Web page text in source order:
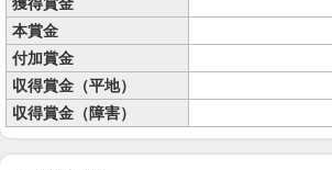
本賞金
付加賞金
収得賞金（平地）
収得賞金（障害）